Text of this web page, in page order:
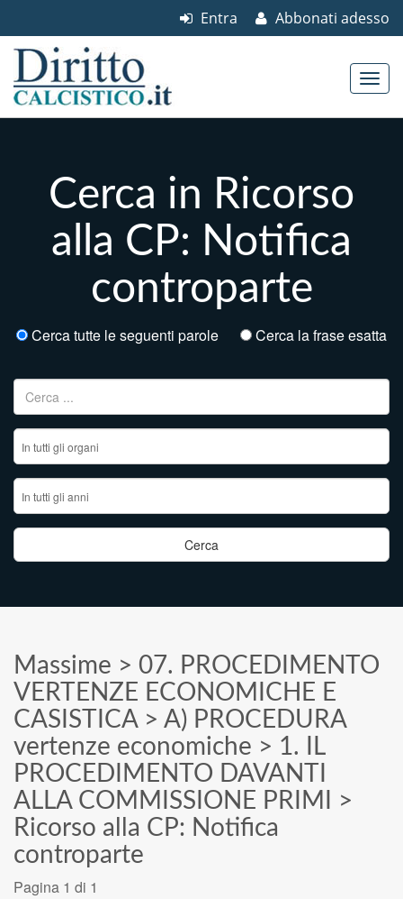
Abbonati adesso
Entra
Cerca in Ricorso
alla CP: Notifica
controparte
Cerca tutte le seguenti parole Cerca la frase esatta
Ricerca per:
Massime > 07. PROCEDIMENTO
VERTENZE ECONOMICHE E
CASISTICA> A) PROCEDURA
vertenze economiche > 1. IL
PROCEDIMENTO DAVANTI
ALLA COMMISSIONE PRIMI
>
Ricorso alla CP: Notifica
controparte
Pagina 1 di 1